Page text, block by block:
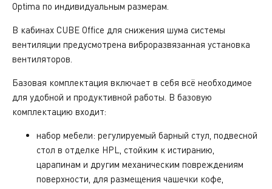
Optima по индивидуальным размерам.
В кабинах CUBE Office для снижения шума системы
вентиляции предусмотрена виброразвязанная установка
вентиляторов.
Базовая комплектация включает в себя всё необходимое
для удобной и продуктивной работы. В базовую
комплектацию входит:
набор мебели: регулируемый барный стул, подвесной
стол в отделке HPL, стойким к истиранию,
царапинам и другим механическим повреждениям
поверхности, для размещения чашечки кофе,